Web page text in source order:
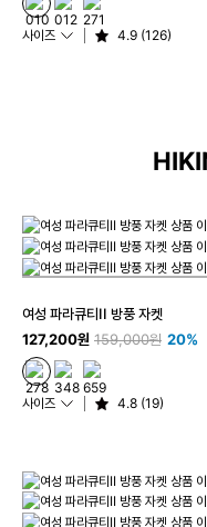
사이즈 4.9 (126)
여성 파라큐티II 방풍 자켓
127,200원 159,000원 20%
사이즈 4.8 (19)